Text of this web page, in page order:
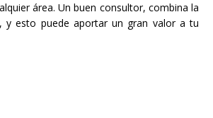
área. Un buen consultor, combina la
y esto puede aportar un gran valor a tu